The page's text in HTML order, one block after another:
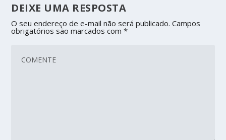
DEIXE UMA RESPOSTA
O seu endereço de e-mail não será publicado. Campos
obrigatórios são marcados com*